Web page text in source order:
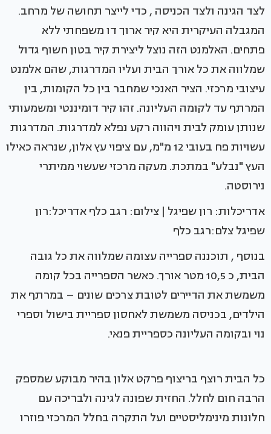
לצד הגינה ולצד הכניסה , כדי לייצר תחושה של מרחב.
המגבלה העיקרית היא קיר ארוך דו משפחתי ללא
פתחים. האלמנט הזה נוצל ליצירת קיר בטון חשוף גדול
שמלווה את כל אורך הבית ועליו המדרגות, שהם אלמנט
עיצובי מרכזי. הציר האנכי שמחבר בין כל הקומות, בין
המרתף עד לקומה העליונה. זהו קיר דומיננטי ומשמעותי
שנותן עומק לבית ויהווה רקע נפלא למדרגות. המדרגות
עשויות פח בעובי 12 מ"מ, עם ציפוי עץ אלון, שנראה כאילו
העץ "נבלע" במתכת. מעקה מרכזי שעשוי ממיתרי
נירוסטה.
אדריכלות: רון שפיגל | צילום: רגב כלף אדריכל:רון
שפיגל צלם:רגב כלף
בנוסף , תוכננה ספרייה עצומה שמלווה את כל גובה
הבית, כ 10,5 מטר אורך. כאשר הספרייה בכל קומה
משמשת את הדיירים לטובת צרכים שונים – במרתף את
הילדים, בכניסה משמשת לאחסון ספריית בישול וספרי
נוי ובקומה העליונה כספריית פנאי.
כל הבית רוצף בריצוף פרקט אלון בהיר מבוקע שמספק
הרבה חום לחלל. החזית שפונה לגינה ולבריכה עם
חלונות מינימליסטיים ועל התקרה בחלל המרכזי פוזרו